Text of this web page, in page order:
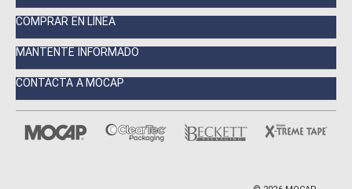
COMPRAR EN LÍNEA
MANTENTE INFORMADO
CONTACTA A MOCAP